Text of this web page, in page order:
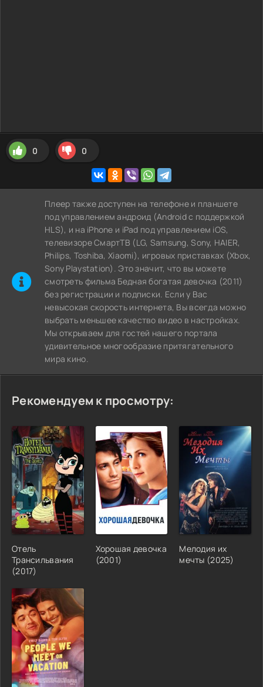
0 0
Плеер также доступен на телефоне и планшете
под управлением андроид (Android с поддержкой
HLS), и на iPhone и iPad под управлением iOS,
телевизоре СмартТВ (LG, Samsung, Sony, HAIER,
Philips, Toshiba, Xiaomi), игровых приставках (Xbox,
Sony Playstation). Это значит, что вы можете
cмотреть фильма Бедная богатая девочка (2011)
без регистрации и подписки. Если у Вас
невысокая скорость интернета, Вы всегда можно
выбрать меньшее качество видео в настройках.
Мы открываем для гостей нашего портала
удивительное многообразие притягательного
мира кино.
Рекомендуем к просмотру:
Отель
Трансильвания
(2017)
Хорошая девочка
(2001)
Мелодия их
мечты (2025)